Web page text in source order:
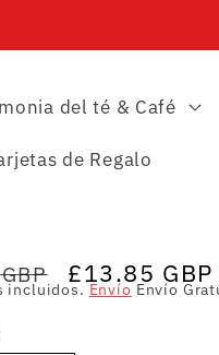
del té & Café
de Regalo
Precio
de
£13.85 GBP
incluidos.EnvíoEnvío